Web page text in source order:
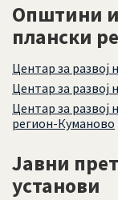
Општини и
плански
Центар за развој
Центар за развој
Центар за развој
регион-Куманово
Јавни
установи